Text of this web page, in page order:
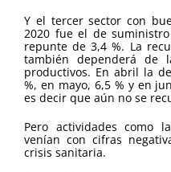
Y el tercer sector con
2020 fue el de
repunte de 3,4 %. La
también dependerá de
productivos. En abril la
%, en mayo, 6,5 % y en
es decir que aún no se
Pero actividades como
venían con cifras
crisis sanitaria.